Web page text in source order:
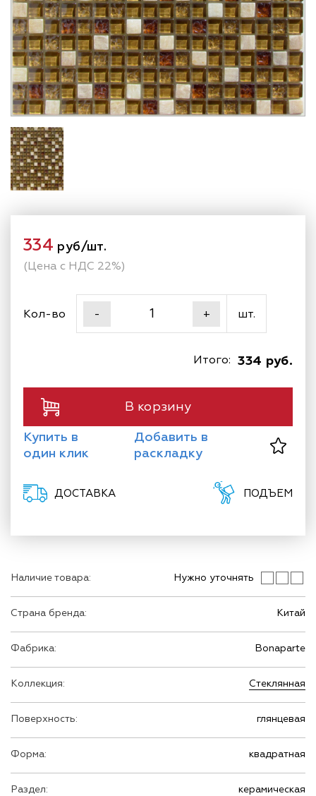
Наличие товара: Нужно уточнять
Страна бренда: Китай
Фабрика: Bonaparte
Коллекция: Стеклянная
Поверхность: глянцевая
Форма: квадратная
Раздел: керамическая
334 руб/шт.
(Цена с НДС 22%)
Кол-во - + шт.
334 руб.
Итого:
В корзину
Купить в
один клик
Добавить в
раскладку
ДОСТАВКА ПОДЪЕМ